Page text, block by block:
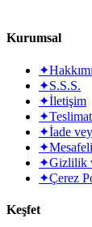
Kurumsal
✦
✦S.S.S.
✦İletişim
✦
✦İade
✦
✦Gizlilik
✦Çerez
Keşfet